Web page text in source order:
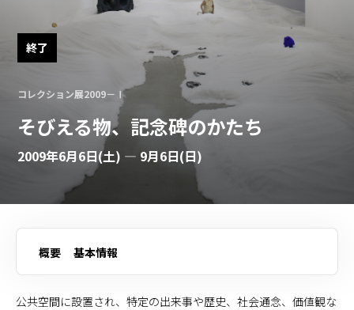
終了
コレクション展2009－Ⅰ
そびえる物、記念碑のかたち
2009年6月6日(土) — 9月6日(日)
概要 基本情報
公共空間に設置され、特定の出来事や歴史、社会通念、価値観な